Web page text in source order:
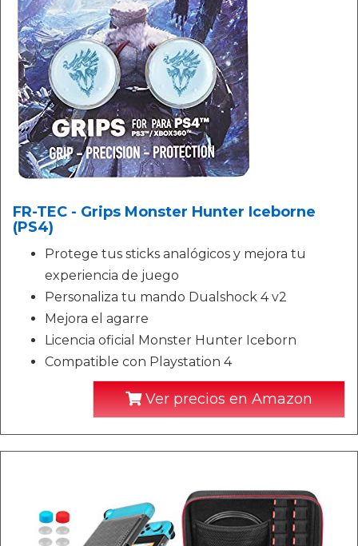
FR-TEC - Grips Monster Hunter Iceborne
(PS4)
Protege tus sticks analógicos y mejora tu
experiencia de juego
Personaliza tu mando Dualshock 4 v2
Mejora el agarre
Licencia oficial Monster Hunter Iceborn
Compatible con Playstation 4
Ver precios en Amazon